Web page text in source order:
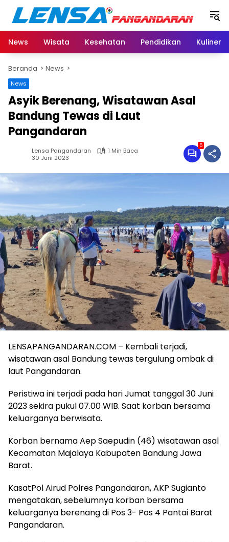
Langsung
konten
News
Wisata Kesehatan Pendidikan Kuliner
Beranda News
News
Asyik Berenang, Wisatawan Asal
Bandung Tewas di Laut
Pangandaran
Lensa Pangandaran
1 Min Baca
30 Juni 2023
5
LENSAPANGANDARAN.COM – Kembali terjadi,
wisatawan asal Bandung tewas tergulung ombak di
laut Pangandaran.
Peristiwa ini terjadi pada hari Jumat tanggal 30 Juni
2023 sekira pukul 07.00 WIB. Saat korban bersama
keluarganya berwisata.
Korban bernama Aep Saepudin (46) wisatawan asal
Kecamatan Majalaya Kabupaten Bandung Jawa
Barat.
KasatPol Airud Polres Pangandaran, AKP Sugianto
mengatakan, sebelumnya korban bersama
keluarganya berenang di Pos 3- Pos 4 Pantai Barat
Pangandaran.